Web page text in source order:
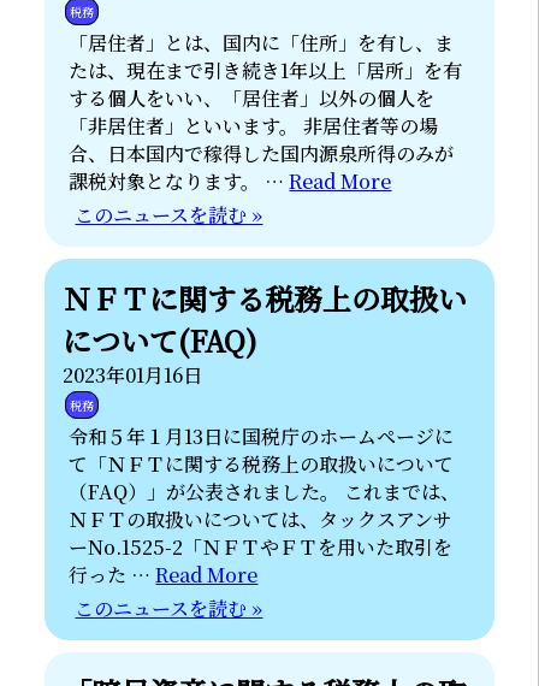
税務
「居住者」とは、国内に「住所」を有し、ま
たは、現在まで引き続き1年以上「居所」を有
する個人をいい、「居住者」以外の個人を
「非居住者」といいます。 非居住者等の場
合、日本国内で稼得した国内源泉所得のみが
課税対象となります。 …Read More
このニュースを読む »
ＮＦＴに関する税務上の取扱い
について(FAQ)
2023年01月16日
税務
令和５年１月13日に国税庁のホームページに
て「ＮＦＴに関する税務上の取扱いについて
（FAQ）」が公表されました。 これまでは、
ＮＦＴの取扱いについては、タックスアンサ
ーNo.1525-2「ＮＦＴやＦＴを用いた取引を
行った …Read More
このニュースを読む »